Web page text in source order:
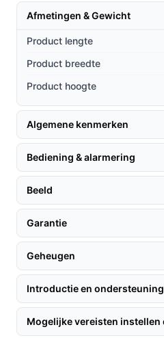
beveiligingscamera's door de
breder zicht dan
in meer beveiliging met
Gebruiksvriendelijke
eenvoudig toegang tot
smartphone, waar je ook
Privacybescherming: De
mogelijkheid om de
zodat je zelf kunt
worden vastgelegd.
Gebruik & praktische
Om het meeste uit je EZVIZ
eenvoudige stappen:
Installatie & setup
Je installeert de camera
Afmetingen & Gewicht
Product lengte
Product breedte
Product hoogte
Algemene kenmerken
Bediening & alarmering
Beeld
Garantie
Geheugen
Introductie en ondersteuning
Mogelijke vereisten instellen